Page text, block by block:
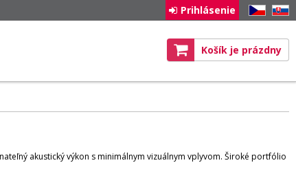
CZ SK
Prihlásenie
Košík je prázdny
akustický výkon s minimálnym vizuálnym vplyvom. Široké portfólio